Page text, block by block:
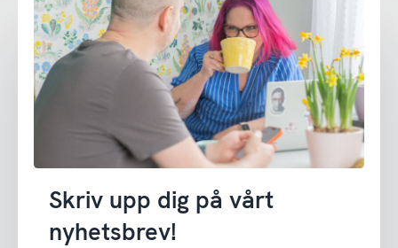
Skriv upp dig på vårt
nyhetsbrev!